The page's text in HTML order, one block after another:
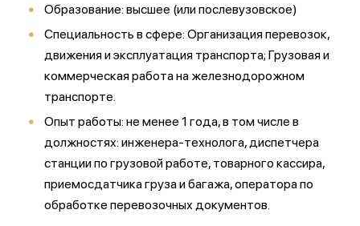
Образование: высшее (или послевузовское)
Специальность в сфере: Организация перевозок,
движения и эксплуатация транспорта; Грузовая и
коммерческая работа на железнодорожном
транспорте.
Опыт работы: не менее 1 года, в том числе в
должностях: инженера-технолога, диспетчера
станции по грузовой работе, товарного кассира,
приемосдатчика груза и багажа, оператора по
обработке перевозочных документов.